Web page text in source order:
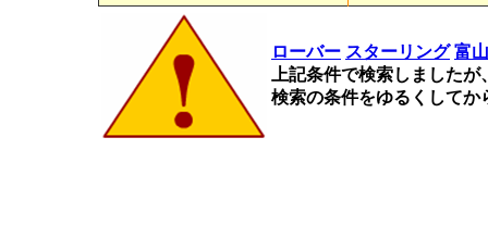
ローバー スターリング 富
上記条件で検索しました
検索の条件をゆるくして